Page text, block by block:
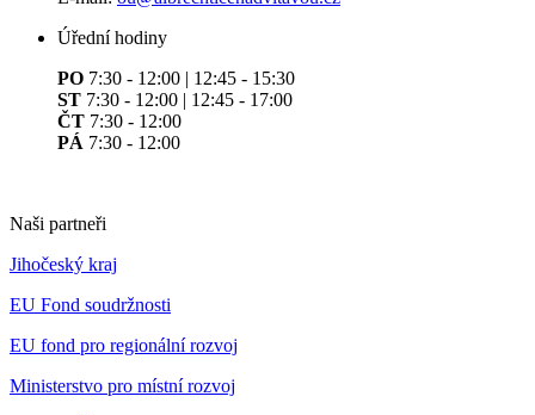
Úřední hodiny
PO 7:30 - 12:00 | 12:45 - 15:30
ST 7:30 - 12:00 | 12:45 - 17:00
ČT 7:30 - 12:00
PÁ 7:30 - 12:00
Naši partneři
Jihočeský kraj
EU Fond soudržnosti
EU fond pro regionální rozvoj
Ministerstvo pro místní rozvoj